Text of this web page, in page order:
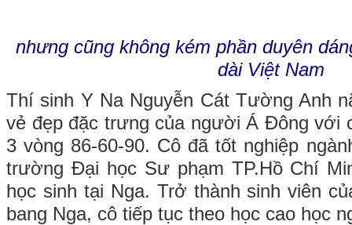
nhưng cũng không kém phần duyên
dài Việt Nam
Thí sinh Y Na Nguyễn Cát Tường Anh
vẻ đẹp đặc trưng của người Á Đông với
3 vòng 86-60-90. Cô đã tốt nghiệp
trường Đại học Sư phạm TP.Hồ Chí
học sinh tại Nga. Trở thành sinh viên
bang Nga, cô tiếp tục theo học cao học